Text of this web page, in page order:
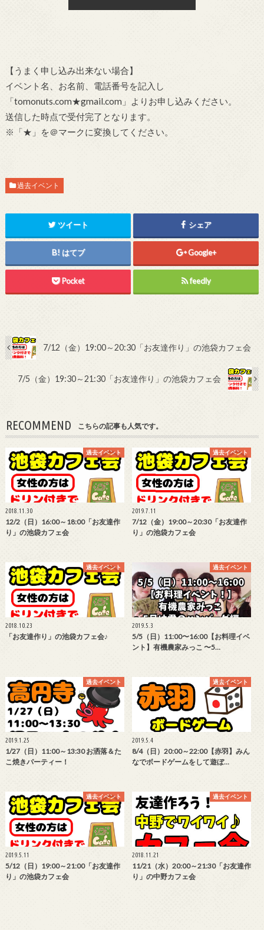
【うまく申し込み出来ない場合】
イベント名、お名前、電話番号を記入し
「tomonuts.com★gmail.com」よりお申し込みください。
送信した時点で受付完了となります。
※「★」を＠マークに変換してください。
過去イベント
ツイート シェア
はてブ Google+
Pocket feedly
7/12（金）19:00～20:30「お友達作り」の池袋カフェ会
7/5（金）19:30～21:30「お友達作り」の池袋カフェ会
RECOMMEND こちらの記事も人気です。
過去イベント
2018.11.30
12/2（日）16:00～18:00「お友達作
り」の池袋カフェ会
過去イベント
2019.7.11
7/12（金）19:00～20:30「お友達作
り」の池袋カフェ会
過去イベント
2018.10.23
「お友達作り」の池袋カフェ会♪
過去イベント
2019.5.3
5/5（日）11:00〜16:00【お料理イベ
ント】有機農家みっこ 〜5…
過去イベント
2019.1.25
1/27（日）11:00～13:30 お洒落＆た
こ焼きパーティー！
過去イベント
2019.5.4
8/4（日）20:00～22:00【赤羽】みん
なでボードゲームをして遊ぼ…
過去イベント
2019.5.11
5/12（日）19:00～21:00「お友達作
り」の池袋カフェ会
過去イベント
2018.11.21
11/21（水）20:00～21:30「お友達作
り」の中野カフェ会